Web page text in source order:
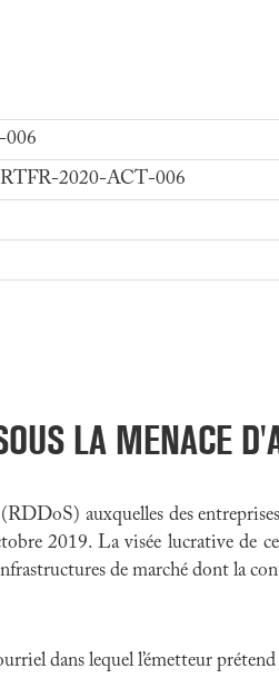
2020-ACT-006
LA MENACE
auxquelles des
2019. La visée lucrative de
de marché dont la
dans lequel l’émetteur prétend